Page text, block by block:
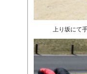
上り坂にて